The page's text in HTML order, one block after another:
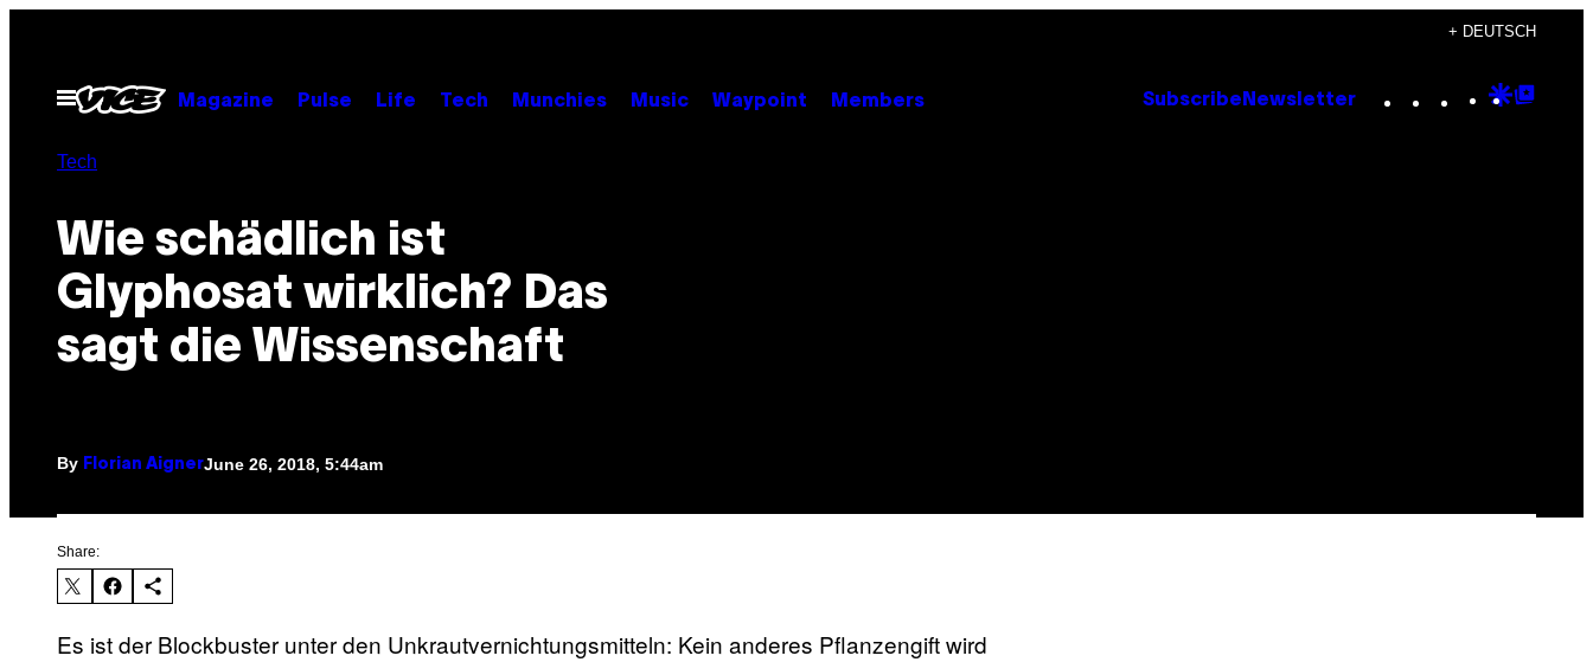
content
+ DEUTSCH
Open
Menu
Magazine Pulse Life Tech Munchies Music Waypoint Members Subscribe Newsletter Instagram
TikTok
YouTube
Google
Tech
Wie schädlich ist
Glyphosat wirklich? Das
sagt die Wissenschaft
By Florian AignerJune 26, 2018, 5:44am
Share:
Es ist der Blockbuster unter den Unkrautvernichtungsmitteln: Kein anderes Pflanzengift wird